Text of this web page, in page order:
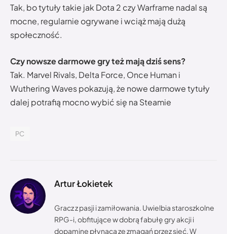
Tak, bo tytuły takie jak Dota 2 czy Warframe nadal są
mocne, regularnie ogrywane i wciąż mają dużą
społeczność.
Czy nowsze darmowe gry też mają dziś sens?
Tak. Marvel Rivals, Delta Force, Once Human i
Wuthering Waves pokazują, że nowe darmowe tytuły
dalej potrafią mocno wybić się na Steamie
PC
Artur Łokietek
Gracz z pasji i zamiłowania. Uwielbia staroszkolne
RPG-i, obfitujące w dobrą fabułę gry akcji i
dopaminę płynącą ze zmagań przez sieć. W